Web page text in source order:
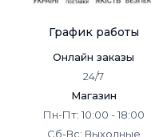
График работы
Онлайн заказы
24/7
Магазин
Пн-Пт: 10:00 - 18:00
Сб-Вс: Выходные